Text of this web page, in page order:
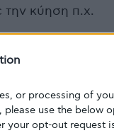
or processing of
use the below
your opt-out request
την κύηση π.χ.
σύντομα.
να